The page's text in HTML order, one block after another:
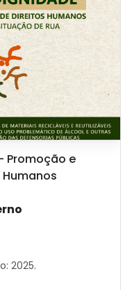
Promoção e
2025.